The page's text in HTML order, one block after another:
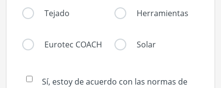
Tejado Herramientas
Eurotec COACH Solar
Sí, estoy de acuerdo con las normas de